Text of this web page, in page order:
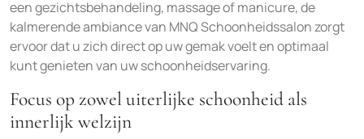
een gezichtsbehandeling, massage of manicure, de
kalmerende ambiance van MNQ Schoonheidssalon zorgt
ervoor dat u zich direct op uw gemak voelt en optimaal
kunt genieten van uw schoonheidservaring.
Focus op zowel uiterlijke schoonheid als
innerlijk welzijn